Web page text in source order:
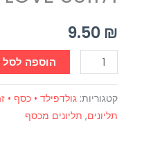
9.50 ₪
הוספה לסל
קטגוריות: גולדפילד • כסף
תליונים, תליונים מכסף